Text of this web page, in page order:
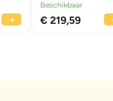
Beschikbaar
€ 219,59